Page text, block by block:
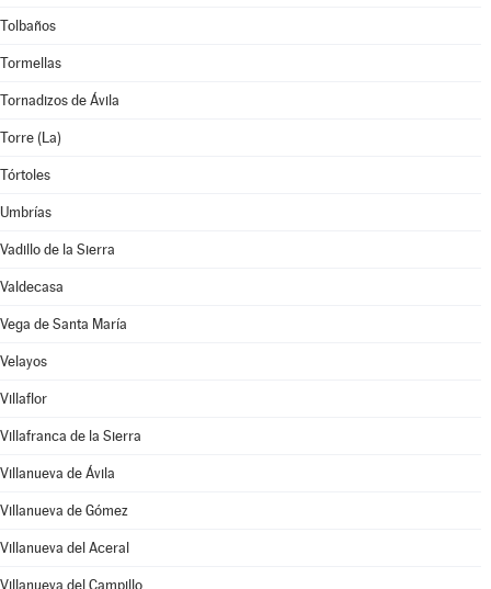
Tolbaños
Tormellas
Tornadizos de Ávila
Torre (La)
Tórtoles
Umbrías
Vadillo de la Sierra
Valdecasa
Vega de Santa María
Velayos
Villaflor
Villafranca de la Sierra
Villanueva de Ávila
Villanueva de Gómez
Villanueva del Aceral
Villanueva del Campillo